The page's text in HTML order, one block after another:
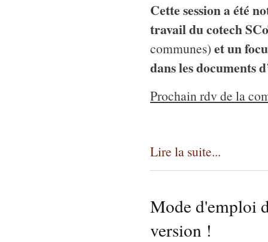
Cette session a été
travail du cotech
communes)et un
dans les documents
Prochain rdv de la
Lire la suite...
Mode d'emploi
version !